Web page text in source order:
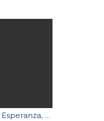
Pedagogía de la Esperanza, Freire Paulo - Fragmentos y reflexiones